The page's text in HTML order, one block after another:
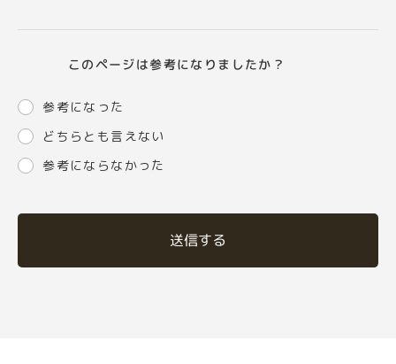
このページは参考になりましたか？
参考になった
どちらとも言えない
参考にならなかった
送信する